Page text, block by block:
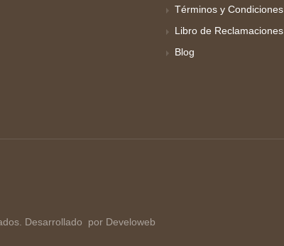
Términos y Condiciones
Libro de Reclamaciones
Blog
Desarrollado por Develoweb